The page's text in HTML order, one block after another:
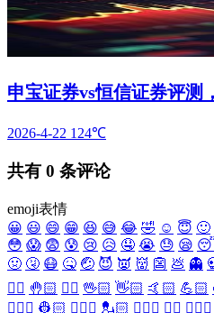
申宝证券vs恒信证券评测
2026-4-22 124℃
共有 0 条评论
emoji表情
😀 😃 😄 😁 😆 😅 😂 🤣 ☺️ 😇 🙂
😳 😱 😨 😰 😢 😥 🤤 😭 😓 😪
🤢 🤧 😷 🤒 🤕 😈 👿 👹 👺 💩 👻
✋🏻 🤚🏻 🖐🏻 🖖🏻 👋🏻 🤙🏻 💪🏻
👷🏻‍♀️ 👷🏻 💂🏻‍♀️ 💂🏻 🕵🏻‍♀️ 🕵🏻 👩🏻‍⚕️